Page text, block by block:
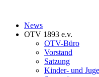
News
OTV 1893 e.v.
OTV-Büro
Vorstand
Satzung
Kinder- und